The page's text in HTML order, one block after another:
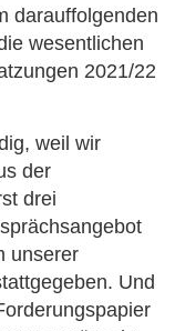
darauffolgenden
wesentlichen
2021/22
weil wir
der
drei
unserer
Und